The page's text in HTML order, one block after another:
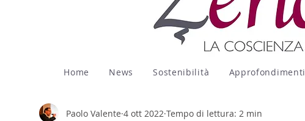
Home News Sostenibilità Approfondimenti
Paolo Valente 4 ott 2022 Tempo di lettura: 2 min